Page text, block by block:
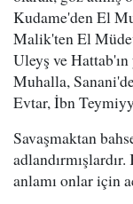
Kudame'den El
Malik'ten El
Uleyş ve
Muhalla,
Evtar, İbn
Savaşmaktan
anlamı onlar için